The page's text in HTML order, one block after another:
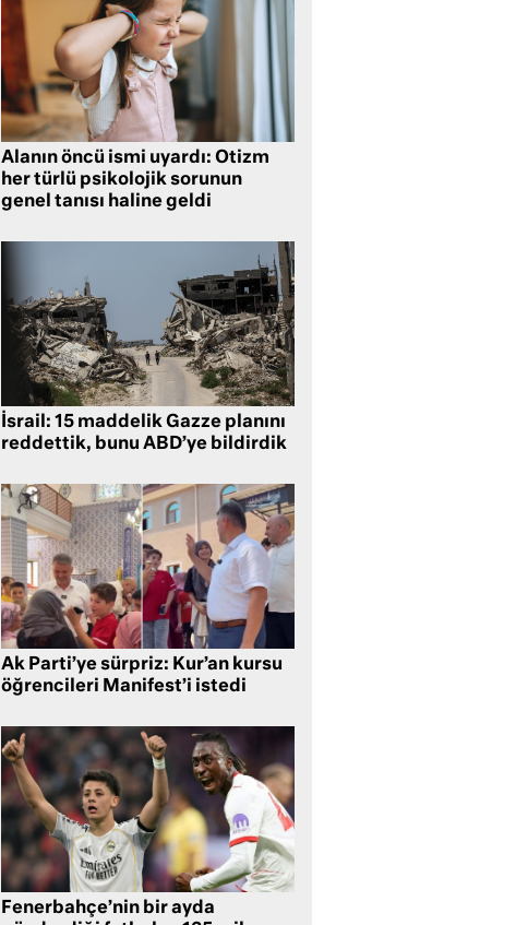
Alanın öncü ismi uyardı: Otizm
her türlü psikolojik sorunun
genel tanısı haline geldi
İsrail: 15 maddelik Gazze planını
reddettik, bunu ABD’ye bildirdik
Ak Parti’ye sürpriz: Kur’an kursu
öğrencileri Manifest’i istedi
Fenerbahçe’nin bir ayda